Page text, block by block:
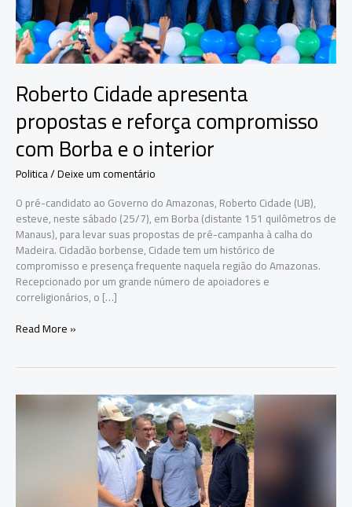
Roberto Cidade apresenta
propostas e reforça compromisso
com Borba e o interior
Politica/Deixe um comentário
O pré-candidato ao Governo do Amazonas, Roberto Cidade (UB),
esteve, neste sábado (25/7), em Borba (distante 151 quilômetros de
Manaus), para levar suas propostas de pré-campanha à calha do
Madeira. Cidadão borbense, Cidade tem um histórico de
compromisso e presença frequente naquela região do Amazonas.
Recepcionado por um grande número de apoiadores e
correligionários, o […]
Roberto
e
reforça
compromisso
Read More »